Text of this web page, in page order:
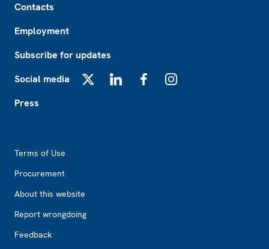
Contacts
Employment
Subscribe for updates
Social media
Press
Terms of Use
Procurement
About this website
Report wrongdoing
Feedback